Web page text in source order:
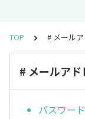
TOP # メール
# メールア
パスワー